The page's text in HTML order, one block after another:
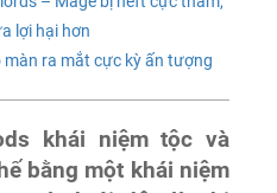
lợi hại hơn
màn ra mắt cực kỳ ấn tượng
khái niệm tộc và
bằng một khái niệm